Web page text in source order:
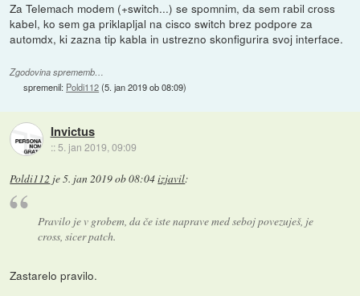
Za Telemach modem (+switch...) se spomnim, da sem rabil cross
kabel, ko sem ga priklapljal na cisco switch brez podpore za
automdx, ki zazna tip kabla in ustrezno skonfigurira svoj interface.
Zgodovina sprememb…
spremenil: Poldi112(5. jan 2019 ob 08:09)
Invictus
:: 5. jan 2019, 09:09
Poldi112 je5. jan 2019 ob 08:04izjavil:
Pravilo je v grobem, da če iste naprave med seboj povezuješ, je
cross, sicer patch.
Zastarelo pravilo.